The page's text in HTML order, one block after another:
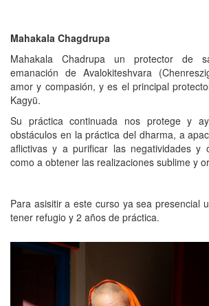
Mahakala Chagdrupa
Mahakala Chadrupa un protector de
emanación de Avalokiteshvara
amor y compasión, y es el principal
Kagyü.
Su práctica continuada nos protege y
obstáculos en la práctica del dharma, a
aflictivas y a purificar las negatividades y
como a obtener las realizaciones sublime y
Para asisitir a este curso ya sea presencial
tener refugio y 2 años de práctica.